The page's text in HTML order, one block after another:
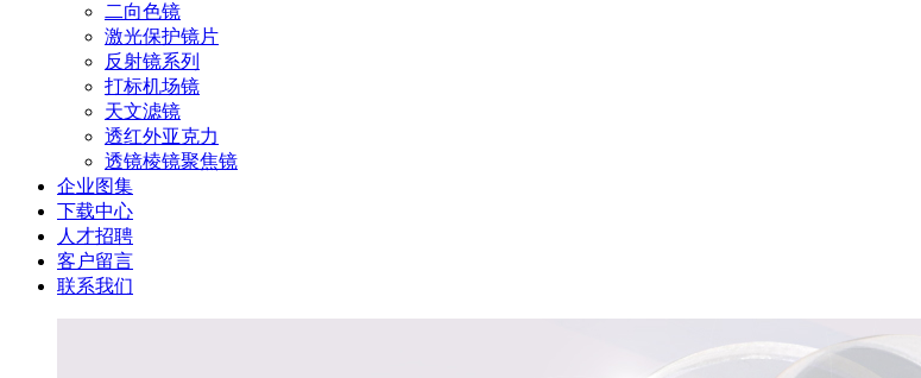
二向色镜
激光保护镜片
反射镜系列
打标机场镜
天文滤镜
透红外亚克力
透镜棱镜聚焦镜
企业图集
下载中心
人才招聘
客户留言
联系我们